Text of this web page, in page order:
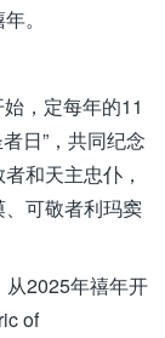
。
，定每年的11
日”，共同纪念
和天主忠仆，
可敬者利玛窦
从2025年禧年开
of